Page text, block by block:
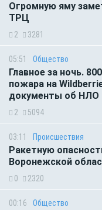
Огромную яму
ТРЦ
2 3281
05:51 Общество
Главное за ночь.
пожара на
документы об НЛО
2 5094
03:11 Происшествия
Ракетную
Воронежской
0 2320
00:16 Общество